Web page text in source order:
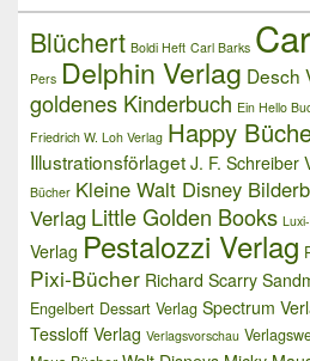
Blüchert Boldi Heft Carl Barks
Pers Delphin Verlag Desch
goldenes Kinderbuch Ein Hello
Friedrich W. Loh Verlag Happy
Illustrationsförlaget J. F. Schreiber
Bücher Kleine Walt Disney
Verlag Little Golden Books
Verlag Pestalozzi Verlag
Pixi-Bücher Richard Scarry
Engelbert Dessart Verlag Spectrum
Tessloff Verlag Verlagsvorschau